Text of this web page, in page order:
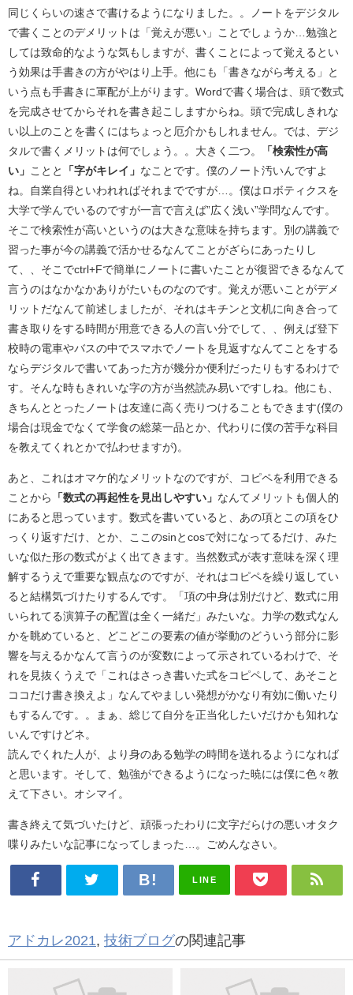
同じくらいの速さで書けるようになりました。。ノートをデジタル
で書くことのデメリットは「覚えが悪い」ことでしょうか…勉強と
しては致命的なような気もしますが、書くことによって覚えるとい
う効果は手書きの方がやはり上手。他にも「書きながら考える」と
いう点も手書きに軍配が上がります。Wordで書く場合は、頭で数式
を完成させてからそれを書き起こしますからね。頭で完成しきれな
い以上のことを書くにはちょっと厄介かもしれません。では、デジ
タルで書くメリットは何でしょう。。大きく二つ。
「検索性が高
い」
ことと 「字がキレイ」 なことです。僕のノート汚いんですよ
ね。自業自得といわれればそれまでですが…。僕はロボティクスを
大学で学んでいるのですが一言で言えば”広く浅い”学問なんです。
そこで検索性が高いというのは大きな意味を持ちます。別の講義で
習った事が今の講義で活かせるなんてことがざらにあったりし
て、、そこでctrl+Fで簡単にノートに書いたことが復習できるなんて
言うのはなかなかありがたいものなのです。覚えが悪いことがデメ
リットだなんて前述しましたが、それはキチンと文机に向き合って
書き取りをする時間が用意できる人の言い分でして、、例えば登下
校時の電車やバスの中でスマホでノートを見返すなんてことをする
ならデジタルで書いてあった方が幾分か便利だったりもするわけで
す。そんな時もきれいな字の方が当然読み易いですしね。他にも、
きちんととったノートは友達に高く売りつけることもできます(僕の
場合は現金でなくて学食の総菜一品とか、代わりに僕の苦手な科目
を教えてくれとかで払わせますが)。
あと、これはオマケ的なメリットなのですが、コピペを利用できる
ことから
「数式の再起性を見出しやすい」 なんてメリットも個人的
にあると思っています。数式を書いていると、あの項とこの項をひ
っくり返すだけ、とか、ここのsinとcosで対になってるだけ、みた
いな似た形の数式がよく出てきます。当然数式が表す意味を深く理
解するうえで重要な観点なのですが、それはコピペを繰り返してい
ると結構気づけたりするんです。「項の中身は別だけど、数式に用
いられてる演算子の配置は全く一緒だ」みたいな。力学の数式なん
かを眺めていると、どこどこの要素の値が挙動のどういう部分に影
響を与えるかなんて言うのが変数によって示されているわけで、そ
れを見抜くうえで「これはさっき書いた式をコピペして、あそこと
ココだけ書き換えよ」なんてやましい発想がかなり有効に働いたり
もするんです。。まぁ、総じて自分を正当化したいだけかも知れな
いんですけどネ。
読んでくれた人が、より身のある勉学の時間を送れるようになれば
と思います。そして、勉強ができるようになった暁には僕に色々教
えて下さい。オシマイ。
書き終えて気づいたけど、頑張ったわりに文字だらけの悪いオタク
喋りみたいな記事になってしまった…。ごめんなさい。
LINE
アドカレ2021, 技術ブログの関連記事